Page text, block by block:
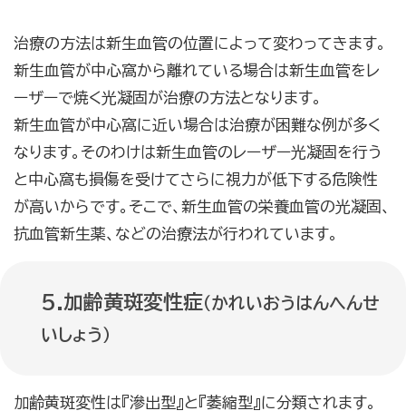
治療の方法は新生血管の位置によって変わってきます。
新生血管が中心窩から離れている場合は新生血管をレ
ーザーで焼く光凝固が治療の方法となります。
新生血管が中心窩に近い場合は治療が困難な例が多く
なります。そのわけは新生血管のレーザー光凝固を行う
と中心窩も損傷を受けてさらに視力が低下する危険性
が高いからです。そこで、新生血管の栄養血管の光凝固、
抗血管新生薬、などの治療法が行われています。
5.加齢黄斑変性症（かれいおうはんへんせ
いしょう）
加齢黄斑変性は『滲出型』と『萎縮型』に分類されます。